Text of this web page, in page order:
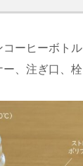
コーヒーボト
ー、注ぎ口、